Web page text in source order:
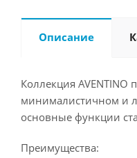
Описание
Коллекция
минималистичном и
основные функции
Преимущества: